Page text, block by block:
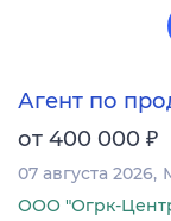
Агент по
от 400 000 ₽
07 августа 2026
ООО "Огрк-